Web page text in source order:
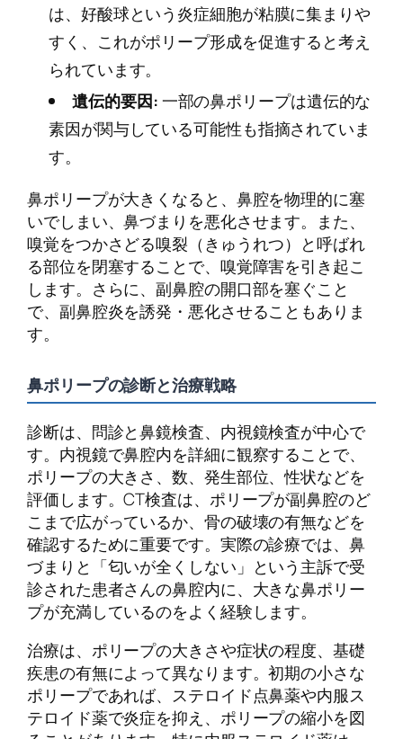
は、好酸球という炎症細胞が粘膜に集まりや
すく、これがポリープ形成を促進すると考え
られています。
遺伝的要因:一部の鼻ポリープは遺伝的な
素因が関与している可能性も指摘されていま
す。
鼻ポリープが大きくなると、鼻腔を物理的に塞
いでしまい、鼻づまりを悪化させます。また、
嗅覚をつかさどる嗅裂（きゅうれつ）と呼ばれ
る部位を閉塞することで、嗅覚障害を引き起こ
します。さらに、副鼻腔の開口部を塞ぐこと
で、副鼻腔炎を誘発・悪化させることもありま
す。
鼻ポリープの診断と治療戦略
診断は、問診と鼻鏡検査、内視鏡検査が中心で
す。内視鏡で鼻腔内を詳細に観察することで、
ポリープの大きさ、数、発生部位、性状などを
評価します。CT検査は、ポリープが副鼻腔のど
こまで広がっているか、骨の破壊の有無などを
確認するために重要です。実際の診療では、鼻
づまりと「匂いが全くしない」という主訴で受
診された患者さんの鼻腔内に、大きな鼻ポリー
プが充満しているのをよく経験します。
治療は、ポリープの大きさや症状の程度、基礎
疾患の有無によって異なります。初期の小さな
ポリープであれば、ステロイド点鼻薬や内服ス
テロイド薬で炎症を抑え、ポリープの縮小を図